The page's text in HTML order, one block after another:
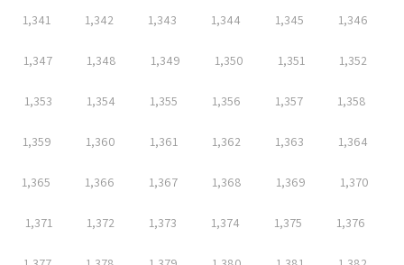
1,341 1,342 1,343 1,344 1,345 1,346
1,347 1,348 1,349 1,350 1,351 1,352
1,353 1,354 1,355 1,356 1,357 1,358
1,359 1,360 1,361 1,362 1,363 1,364
1,365 1,366 1,367 1,368 1,369 1,370
1,371 1,372 1,373 1,374 1,375 1,376